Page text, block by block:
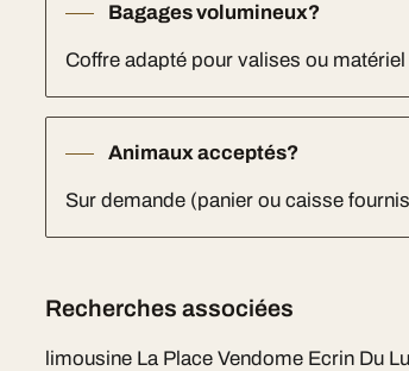
Bagages volumineux?
Coffre adapté pour valises ou
Animaux acceptés?
Sur demande (panier ou caisse
Recherches associées
limousine La Place Vendome Ecrin Du